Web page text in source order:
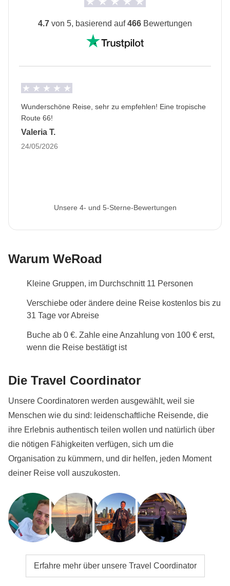
und Bootstouren in Miami.
Roadtrip für Selbstfahrer
Voraussetzung für die Durchführbarkeit: 1/4 der
Alle Details anzeigen
4.7 von 5, basierend auf466 Bewertungen
Wunderschöne Reise, sehr zu empfehlen! Eine tropische
Route 66!
Valeria T.
24/05/2026
Unsere 4- und 5-Sterne-Bewertungen
Warum WeRoad
Kleine Gruppen, im Durchschnitt 11 Personen
Verschiebe oder ändere deine Reise kostenlos bis zu
31 Tage vor Abreise
Buche ab 0 €. Zahle eine Anzahlung von 100 € erst,
wenn die Reise bestätigt ist
Die Travel Coordinator
Unsere Coordinatoren werden ausgewählt, weil sie
Menschen wie du sind: leidenschaftliche Reisende, die
ihre Erlebnis authentisch teilen wollen und natürlich über
die nötigen Fähigkeiten verfügen, sich um die
Organisation zu kümmern, und dir helfen, jeden Moment
deiner Reise voll auszukosten.
Erfahre mehr über unsere Travel Coordinator